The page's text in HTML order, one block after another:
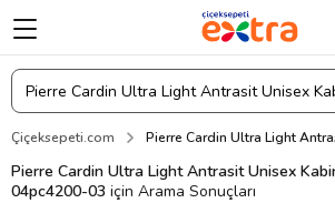
Çiçeksepeti.com Pierre Cardin Ultra Light
Pierre Cardin Ultra Light Antrasit Unisex
04pc4200-03 için Arama Sonuçları